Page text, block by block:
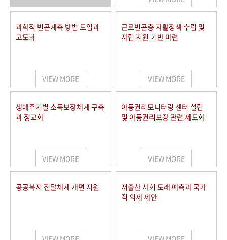
과학적 빈곤계측 방법 도입과
고도화
VIEW MORE
근로빈곤층 자활정책 수립 및
자립 지원 기반 마련
VIEW MORE
생애주기별 소득보장체계 구축
과 정교화
VIEW MORE
아동권리모니터링 센터 설립
및 아동권리보장 관련 제도화
VIEW MORE
공공복지 전달체계 개편 지원
저출산 사회 도래 예측과 국가
적 의제 제안